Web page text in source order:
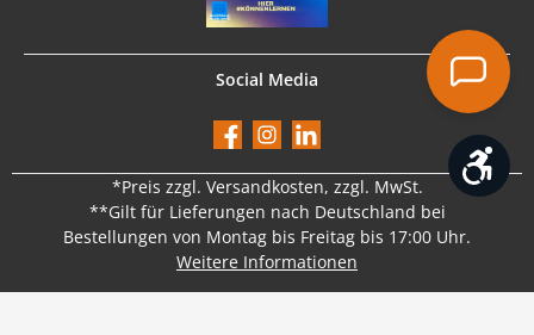
Social Media
FacebookInstagramLinkedIn
*Preis zzgl. Versandkosten, zzgl. MwSt.
**Gilt für Lieferungen nach Deutschland bei
Bestellungen von Montag bis Freitag bis 17:00 Uhr.
Weitere Informationen